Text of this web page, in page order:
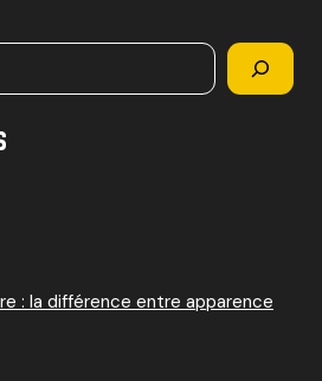
r
: la différence entre apparence